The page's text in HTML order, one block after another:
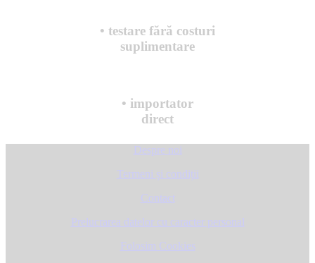
• testare fără costuri
suplimentare
• importator
direct
Despre noi
Termeni și condiții
Contact
Prelucrarea datelor cu caracter personal
Folosim Cookies